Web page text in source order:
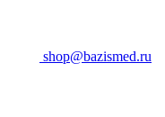
shop@bazismed.ru